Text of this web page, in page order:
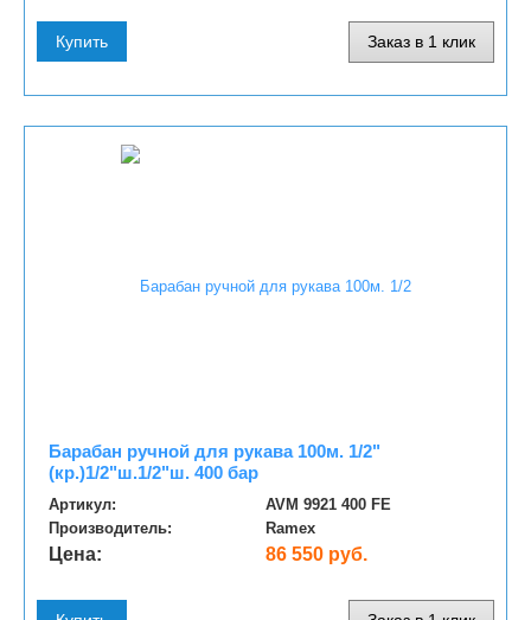
Купить Заказ в 1 клик
Барабан ручной для рукава 100м. 1/2"
(кр.)1/2"ш.1/2"ш. 400 бар
Артикул:
AVM 9921 400 FE
Производитель:
Ramex
Цена: 86 550 руб.